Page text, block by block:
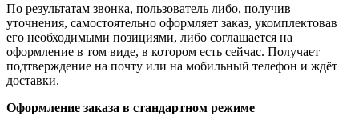
По результатам звонка, пользователь либо, получив
уточнения, самостоятельно оформляет заказ, укомплектовав
его необходимыми позициями, либо соглашается на
оформление в том виде, в котором есть сейчас. Получает
подтверждение на почту или на мобильный телефон и ждёт
доставки.
Оформление заказа в стандартном режиме